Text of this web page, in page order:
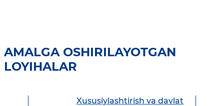
AMALGA OSHIRILAYOTGAN
LOYIHALAR
Xususiylashtirish va davlat